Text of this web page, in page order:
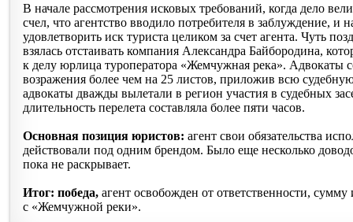
В начале рассмотрения исковых требований, когда дело
счел, что агентство вводило потребителя в заблуждение, и
удовлетворить иск туриста целиком за счет агента. Чуть
взялась отстаивать компания Александра Байбородина,
к делу юрлица туроператора «Жемчужная река». Адвокаты
возражения более чем на 25 листов, приложив всю
адвокаты дважды вылетали в регион участия в судебных
длительность перелета составляла более пяти часов.
Основная позиция юристов: агент свои обязательства
действовали под одним брендом. Было еще несколько
пока не раскрывает.
Итог: победа, агент освобожден от ответственности, сумму
с «Жемчужной реки».